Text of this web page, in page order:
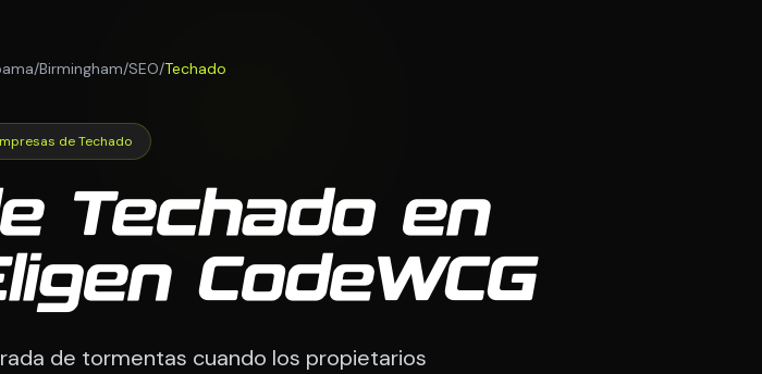
/Birmingham/SEO/Techado
de Techado
Techado en
CodeWCG
de tormentas cuando los propietarios